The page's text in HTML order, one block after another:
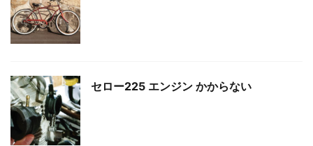
セロー225 エンジン かからない